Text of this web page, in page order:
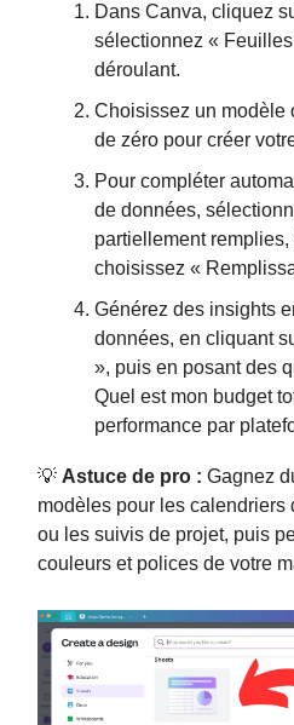
Dans Canva, cliquez
sélectionnez «
déroulant.
Choisissez un modèle
de zéro pour créer
Pour compléter
de données,
partiellement
choisissez «
Générez des insights
données, en cliquant
», puis en posant des
Quel est mon budget
performance par
💡 Astuce de pro : Gagnez
modèles pour les calendriers
ou les suivis de projet, puis
couleurs et polices de votre